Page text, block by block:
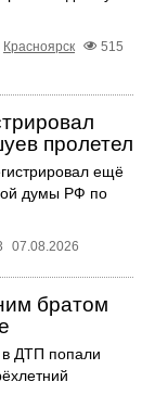
Красноярск
515
пролетел
ещё
думы РФ по
07.08.2026
братом
в ДТП попали